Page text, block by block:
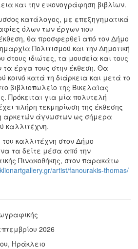
και την εικονογράφηση βιβλίων.
κατάλογος, με επεξηγηματικά
όλων των έργων που
θα προσφερθεί από τον Δήμο
Πολιτισμού και την Δημοτική
στους ιδιώτες, τα μουσεία και τους
τα έργα τους στην έκθεση. Θα
κοινό κατά τη διάρκεια και μετά το
βιβλιοπωλείο της Βικελαίας
Πρόκειται για μία πολυτελή
πλήρη τεκμηρίωση της έκθεσης
αρκετών άγνωστων ως σήμερα
καλλιτέχνη.
καλλιτέχνη στον Δήμο
τα δείτε μέσα από την
Πινακοθήκης, στον παρακάτω
artist/fanourakis-thomas/
2026
Ηράκλειο